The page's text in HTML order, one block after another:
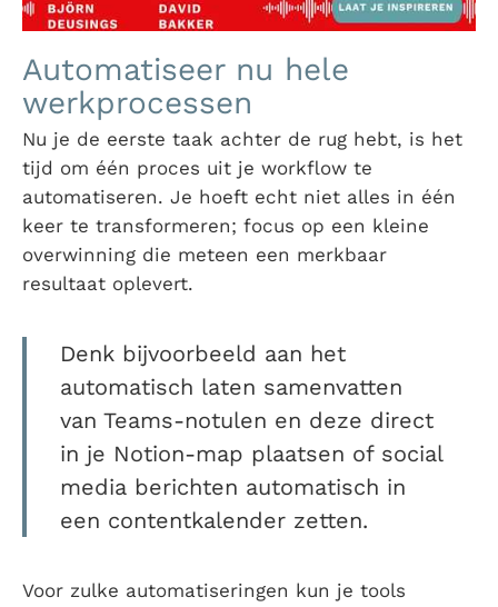
Automatiseer nu hele
werkprocessen
Nu je de eerste taak achter de rug hebt, is het
tijd om één proces uit je workflow te
automatiseren. Je hoeft echt niet alles in één
keer te transformeren; focus op een kleine
overwinning die meteen een merkbaar
resultaat oplevert.
Denk bijvoorbeeld aan het
automatisch laten samenvatten
van Teams-notulen en deze direct
in je Notion-map plaatsen of social
media berichten automatisch in
een contentkalender zetten.
Voor zulke automatiseringen kun je tools